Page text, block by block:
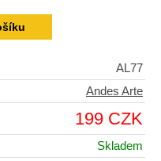
AL77
Andes Arte
199 CZK
Skladem